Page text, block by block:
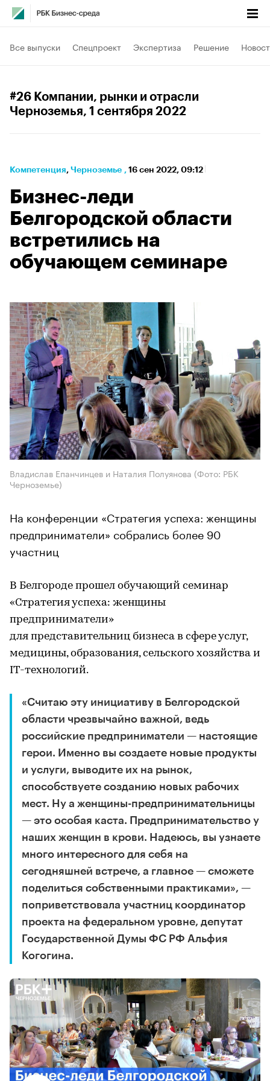
Все выпуски Спецпроект Экспертиза Решение
#26 Компании, рынки и отрасли
Черноземья, 1 сентября 2022
Компетенция⁠, Черноземье , 16 сен 2022, 09:12
Бизнес-леди
Белгородской области
встретились на
обучающем семинаре
Владислав Епанчинцев и Наталия Полуянова (Фото: РБК
Черноземье)
На конференции «Стратегия успеха: женщины
предприниматели» собрались более 90
участниц
В Белгороде прошел обучающий семинар
«Стратегия успеха: женщины
предприниматели»
для представительниц бизнеса в сфере услуг,
медицины, образования, сельского хозяйства и
IT-технологий.
«Считаю эту инициативу в Белгородской
области чрезвычайно важной, ведь
российские предприниматели — настоящие
герои. Именно вы создаете новые продукты
и услуги, выводите их на рынок,
способствуете созданию новых рабочих
мест. Ну а женщины-предпринимательницы
— это особая каста. Предпринимательство у
наших женщин в крови. Надеюсь, вы узнаете
много интересного для себя на
сегодняшней встрече, а главное — сможете
поделиться собственными практиками», —
поприветствовала участниц координатор
проекта на федеральном уровне, депутат
Государственной Думы ФС РФ Альфия
Когогина.